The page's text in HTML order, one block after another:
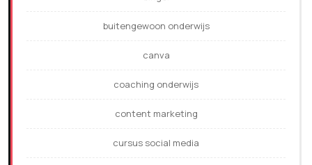
buitengewoon onderwijs
canva
coaching onderwijs
content marketing
cursus social media